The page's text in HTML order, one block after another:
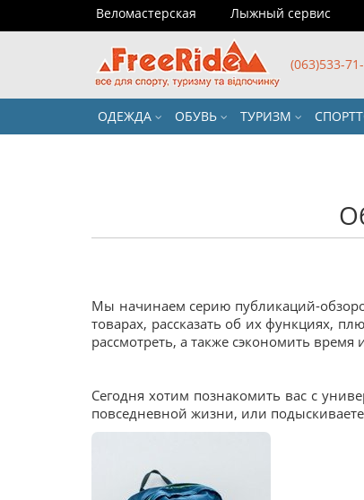
Веломастерская Лыжный сервис
(063)533-
ОДЕЖДА ОБУВЬ ТУРИЗМ
Мы начинаем серию публикаций-
товарах, рассказать об их функциях,
рассмотреть, а также сэкономить
Сегодня хотим познакомить вас с
повседневной жизни, или